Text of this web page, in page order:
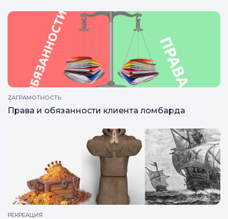
ZAГРАМОТНОСТЬ
Права и обязанности клиента ломбарда
РЕКРЕАЦИЯ